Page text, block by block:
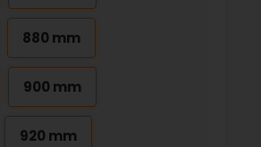
880 mm
900 mm
920 mm